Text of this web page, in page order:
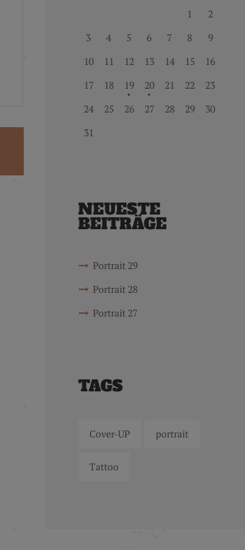
1
2
3
4 5 6 7 8
9
10
11 12 13 14 15
16
17
18 19 20 21 22
23
24
25 26 27 28 29
30
31
NEUESTE
BEITRÄGE
Portrait 29
Portrait 28
Portrait 27
TAGS
Cover-UP portrait
Tattoo